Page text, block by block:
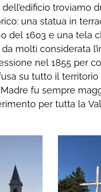
dell’edificio troviamo
una statua in
del 1603 e una tela
molti considerata
nel 1855 per
su tutto il territorio
fu sempre
per tutta la
nell’ultima
della Vergine
come il divino trovi
canale
Oggi questo
su la purezza sia
assuefatta